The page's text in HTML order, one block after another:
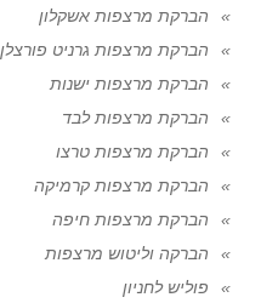
הברקת מרצפות אשקלון
הברקת מרצפות גרניט פורצלן
הברקת מרצפות ישנות
הברקת מרצפות לבד
הברקת מרצפות טרצו
הברקת מרצפות קרמיקה
הברקת מרצפות חיפה
הברקה וליטוש מרצפות
פוליש לחניון